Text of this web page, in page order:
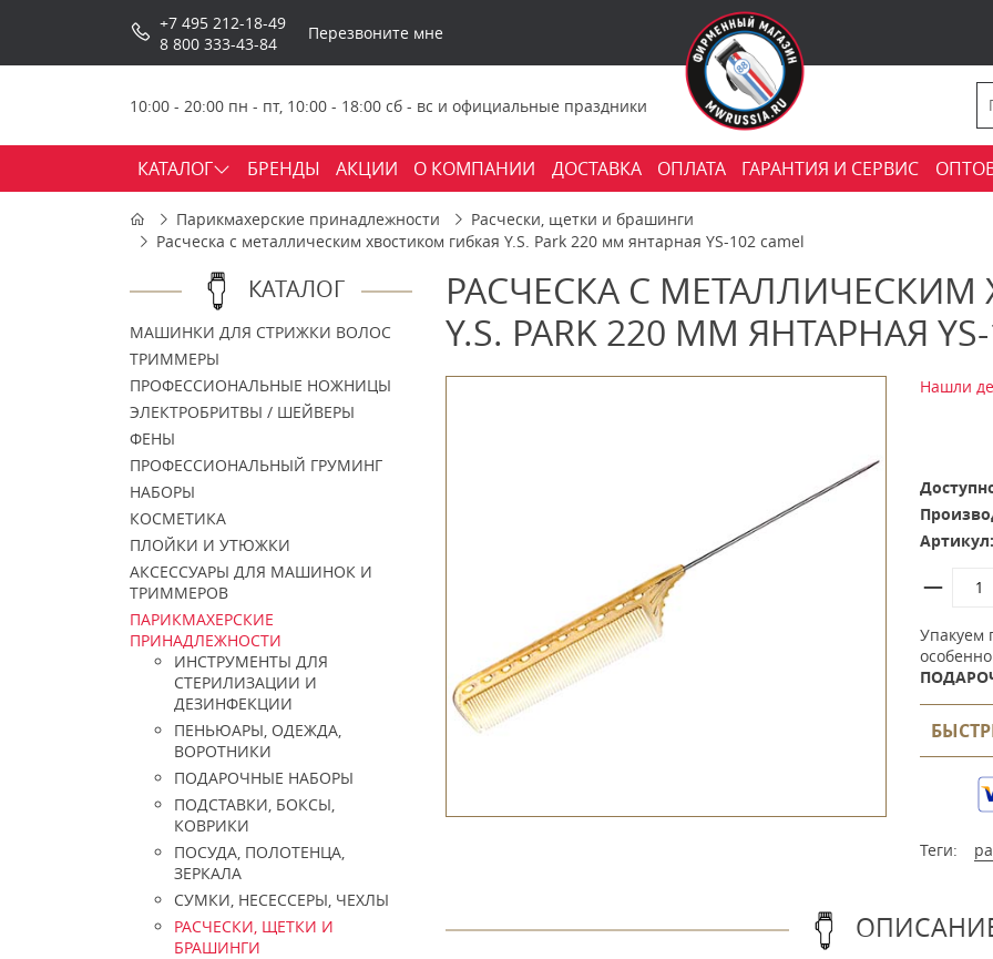
+7 495 212-18-49
8 800 333-43-84
Перезвоните мне
10:00 - 20:00 пн - пт, 10:00 - 18:00 сб - вс и официальные праздники
КАТАЛОГ БРЕНДЫ АКЦИИ О КОМПАНИИ ДОСТАВКА ОПЛАТА ГАРАНТИЯ И СЕРВИС
Парикмахерские принадлежности
Расчески, щетки и брашинги
Расческа с металлическим хвостиком гибкая Y.S. Park 220 мм янтарная YS-102 camel
КАТАЛОГ
МАШИНКИ ДЛЯ СТРИЖКИ ВОЛОС
ТРИММЕРЫ
ПРОФЕССИОНАЛЬНЫЕ НОЖНИЦЫ
ЭЛЕКТРОБРИТВЫ / ШЕЙВЕРЫ
ФЕНЫ
ПРОФЕССИОНАЛЬНЫЙ ГРУМИНГ
НАБОРЫ
КОСМЕТИКА
ПЛОЙКИ И УТЮЖКИ
АКСЕССУАРЫ ДЛЯ МАШИНОК И
ТРИММЕРОВ
ПАРИКМАХЕРСКИЕ
ПРИНАДЛЕЖНОСТИ
ИНСТРУМЕНТЫ ДЛЯ
СТЕРИЛИЗАЦИИ И
ДЕЗИНФЕКЦИИ
ПЕНЬЮАРЫ, ОДЕЖДА,
ВОРОТНИКИ
ПОДАРОЧНЫЕ НАБОРЫ
ПОДСТАВКИ, БОКСЫ,
КОВРИКИ
ПОСУДА, ПОЛОТЕНЦА,
ЗЕРКАЛА
СУМКИ, НЕСЕССЕРЫ, ЧЕХЛЫ
РАСЧЕСКИ, ЩЕТКИ И
БРАШИНГИ
РАСЧЕСКА С
Y.S. PARK 220 ММ ЯНТАРНАЯ YS-
Нашли
Артикул:
Упакуем
Теги: